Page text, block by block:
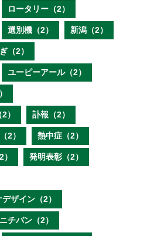
ロータリー（2）
選別機（2） 新潟（2）
（2）
ユーピーアール（2）
） 訃報（2）
2） 熱中症（2）
発明表彰（2）
ザイン（2）
ニチバン（2）